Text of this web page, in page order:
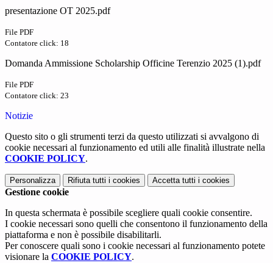
presentazione OT 2025.pdf
File PDF
Contatore click: 18
Domanda Ammissione Scholarship Officine Terenzio 2025 (1).pdf
File PDF
Contatore click: 23
Notizie
Questo sito o gli strumenti terzi da questo utilizzati si avvalgono di
cookie necessari al funzionamento ed utili alle finalità illustrate nella
COOKIE POLICY.
Personalizza Rifiuta tutti i cookies Accetta tutti i cookies
Gestione cookie
In questa schermata è possibile scegliere quali cookie consentire.
I cookie necessari sono quelli che consentono il funzionamento della
piattaforma e non è possibile disabilitarli.
Per conoscere quali sono i cookie necessari al funzionamento potete
visionare la COOKIE POLICY.